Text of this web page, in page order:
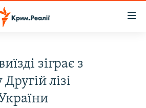
зіграє з
лізі